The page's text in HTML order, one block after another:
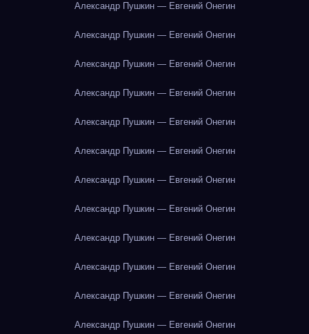
Александр Пушкин — Евгений Онегин
Александр Пушкин — Евгений Онегин
Александр Пушкин — Евгений Онегин
Александр Пушкин — Евгений Онегин
Александр Пушкин — Евгений Онегин
Александр Пушкин — Евгений Онегин
Александр Пушкин — Евгений Онегин
Александр Пушкин — Евгений Онегин
Александр Пушкин — Евгений Онегин
Александр Пушкин — Евгений Онегин
Александр Пушкин — Евгений Онегин
Александр Пушкин — Евгений Онегин